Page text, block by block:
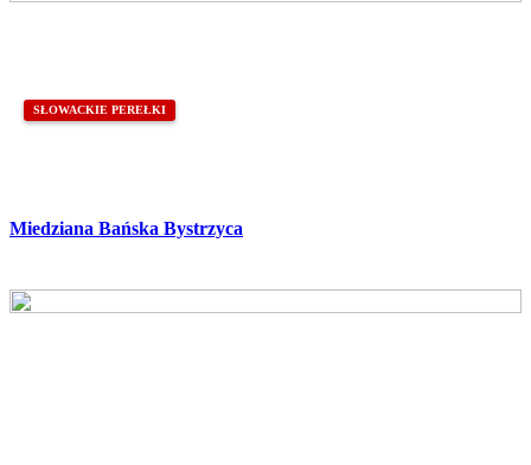
SŁOWACKIE PEREŁKI
Miedziana Bańska Bystrzyca